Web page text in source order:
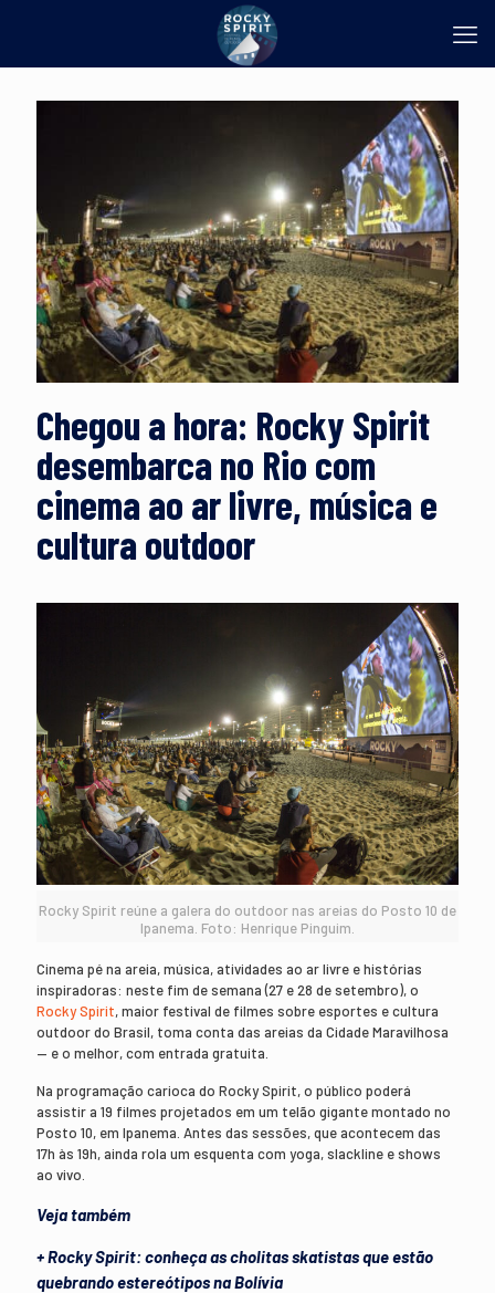
Chegou a hora: Rocky Spirit
desembarca no Rio com
cinema ao ar livre, música e
cultura outdoor
Rocky Spirit reúne a galera do outdoor nas areias do Posto 10 de
Ipanema. Foto: Henrique Pinguim.
Cinema pé na areia, música, atividades ao ar livre e histórias
inspiradoras: neste fim de semana (27 e 28 de setembro), o
Rocky Spirit, maior festival de filmes sobre esportes e cultura
outdoor do Brasil, toma conta das areias da Cidade Maravilhosa
— e o melhor, com entrada gratuita.
Na programação carioca do Rocky Spirit, o público poderá
assistir a 19 filmes projetados em um telão gigante montado no
Posto 10, em Ipanema. Antes das sessões, que acontecem das
17h às 19h, ainda rola um esquenta com yoga, slackline e shows
ao vivo.
Veja também
+ Rocky Spirit: conheça as cholitas skatistas que estão
quebrando estereótipos na Bolívia